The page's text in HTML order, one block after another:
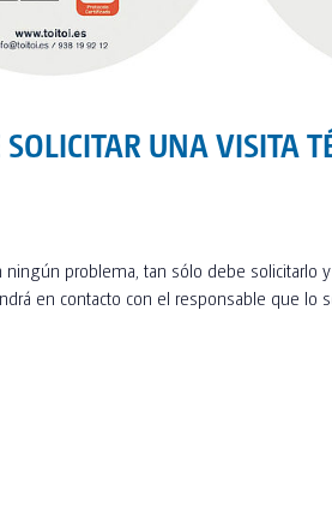
SOLICITAR UNA VISITA
ningún problema, tan sólo debe solicitarlo
en contacto con el responsable que lo